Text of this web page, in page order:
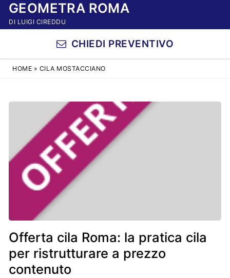
VaiGEOMETRA ROMA
DI LUIGI CIREDDU
CHIEDI PREVENTIVO
HOME » CILA MOSTACCIANO
Offerta cila Roma: la pratica cila
per ristrutturare a prezzo
contenuto